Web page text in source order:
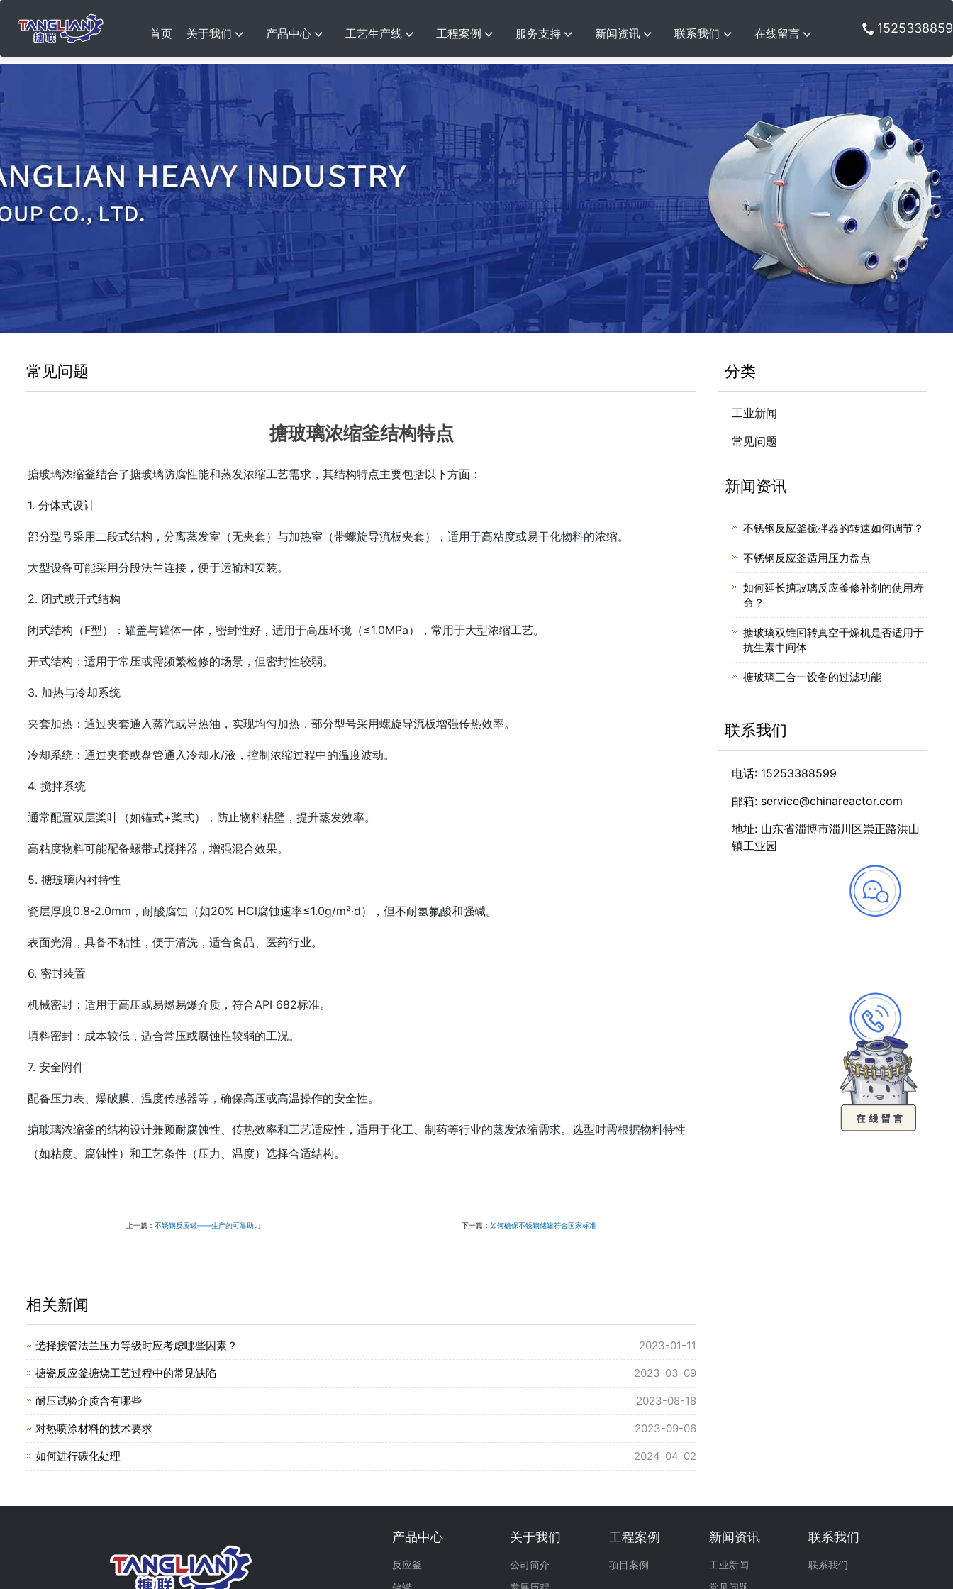
首页 关于我们 产品中心 工艺生产线 工程案例 服务支持 新闻资讯 联系我们 在线留言
常见问题
搪玻璃浓缩釜结构特点
搪玻璃浓缩釜结合了‌搪玻璃防腐性能‌和‌蒸发浓缩工艺‌需求，其结构特点主要包括以下方面：
1. ‌分体式设计‌
部分型号采用‌二段式结构‌，分离蒸发室（无夹套）与加热室（带螺旋导流板夹套），适用于高粘度或易干化物料的浓缩‌。
大型设备可能采用‌分段法兰连接‌，便于运输和安装‌。
2. ‌闭式或开式结构‌
闭式结构（F型）‌：罐盖与罐体一体，密封性好，适用于高压环境（≤1.0MPa），常用于大型浓缩工艺‌。
开式结构‌：适用于常压或需频繁检修的场景，但密封性较弱‌。
3. ‌加热与冷却系统‌
夹套加热‌：通过夹套通入蒸汽或导热油，实现均匀加热，部分型号采用‌螺旋导流板‌增强传热效率‌。
冷却系统‌：通过夹套或盘管通入冷却水/液，控制浓缩过程中的温度波动‌。
4. ‌搅拌系统‌
通常配置‌双层桨叶‌（如锚式+桨式），防止物料粘壁，提升蒸发效率‌。
高粘度物料可能配备‌螺带式搅拌器‌，增强混合效果‌。
5. ‌搪玻璃内衬特性‌
瓷层厚度0.8-2.0mm，耐酸腐蚀（如20% HCl腐蚀速率≤1.0g/m²·d），但不耐氢氟酸和强碱‌。
表面光滑，具备‌不粘性‌，便于清洗，适合食品、医药行业‌。
6. ‌密封装置‌
机械密封‌：适用于高压或易燃易爆介质，符合API 682标准‌。
填料密封‌：成本较低，适合常压或腐蚀性较弱的工况‌。
7. ‌安全附件‌
配备压力表、爆破膜、温度传感器等，确保高压或高温操作的安全性‌。
搪玻璃浓缩釜的结构设计兼顾‌耐腐蚀性‌、‌传热效率‌和‌工艺适应性‌，适用于化工、制药等行业的蒸发浓缩需求。选型时需根据物料特性
（如粘度、腐蚀性）和工艺条件（压力、温度）选择合适结构‌。
上一篇：不锈钢反应罐——生产的可靠助力 下一篇： 如何确保不锈钢储罐符合国家标准
相关新闻
选择接管法兰压力等级时应考虑哪些因素？ 2023-01-11
搪瓷反应釜搪烧工艺过程中的常见缺陷 2023-03-09
耐压试验介质含有哪些 2023-08-18
对热喷涂材料的技术要求 2023-09-06
如何进行碳化处理 2024-04-02
分类
工业新闻
常见问题
新闻资讯
不锈钢反应釜搅拌器的转速如何调节？
不锈钢反应釜适用压力盘点
如何延长搪玻璃反应釜修补剂的使用寿
命？
搪玻璃双锥回转真空干燥机是否适用于
抗生素中间体
搪玻璃三合一设备的过滤功能
联系我们
电话: 15253388599
邮箱: service@chinareactor.com
地址: 山东省淄博市淄川区崇正路洪山
镇工业园
产品中心
反应釜
关于我们
公司简介
工程案例
项目案例
新闻资讯
工业新闻
联系我们
联系我们